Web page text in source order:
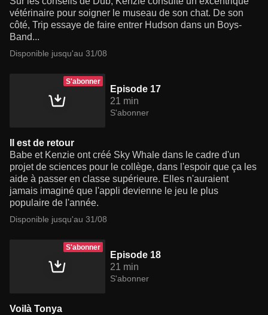
vétérinaire pour soigner le museau de son chat. De son
côté, Trip essaye de faire entrer Hudson dans un Boys-
Band...
Disponible jusqu'au 31/08
S'abonner
Episode 17
21 min
S'abonner
Il est de retour
Babe et Kenzie ont créé Sky Whale dans le cadre d'un
projet de sciences pour le collège, dans l'espoir que ça les
aide à passer en classe supérieure. Elles n'auraient
jamais imaginé que l'appli devienne le jeu le plus
populaire de l'année.
Disponible jusqu'au 31/08
S'abonner
Episode 18
21 min
S'abonner
Voilà Tonya